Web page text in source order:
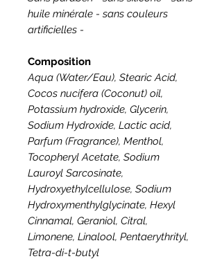
huile minérale - sans couleurs
artificielles -
Composition
Aqua (Water/Eau), Stearic Acid,
Cocos nucifera (Coconut) oil,
Potassium hydroxide, Glycerin,
Sodium Hydroxide, Lactic acid,
Parfum (Fragrance), Menthol,
Tocopheryl Acetate, Sodium
Lauroyl Sarcosinate,
Hydroxyethylcellulose, Sodium
Hydroxymenthylglycinate, Hexyl
Cinnamal, Geraniol, Citral,
Limonene, Linalool, Pentaerythrityl,
Tetra-di-t-butyl